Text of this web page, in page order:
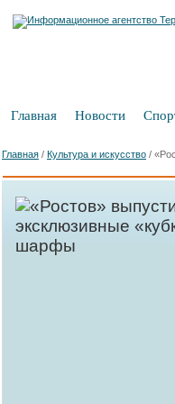
Главная Новости
Главная / Культура и искусство /